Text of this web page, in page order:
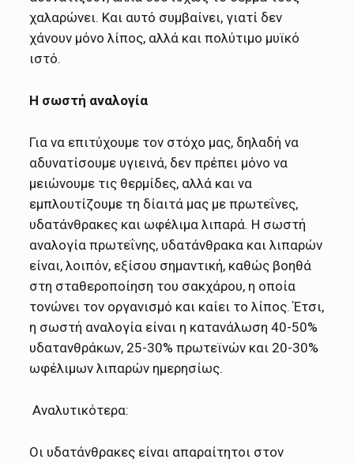
χαλαρώνει. Και αυτό συμβαίνει, γιατί δεν
χάνουν μόνο λίπος, αλλά και πολύτιμο μυϊκό
ιστό.
Η σωστή αναλογία
Για να επιτύχουμε τον στόχο μας, δηλαδή να
αδυνατίσουμε υγιεινά, δεν πρέπει μόνο να
μειώνουμε τις θερμίδες, αλλά και να
εμπλουτίζουμε τη δίαιτά μας με πρωτεΐνες,
υδατάνθρακες και ωφέλιμα λιπαρά. Η σωστή
αναλογία πρωτεΐνης, υδατάνθρακα και λιπαρών
είναι, λοιπόν, εξίσου σημαντική, καθώς βοηθά
στη σταθεροποίηση του σακχάρου, η οποία
τονώνει τον οργανισμό και καίει το λίπος. Έτσι,
η σωστή αναλογία είναι η κατανάλωση 40-50%
υδατανθράκων, 25-30% πρωτεϊνών και 20-30%
ωφέλιμων λιπαρών ημερησίως.
Αναλυτικότερα:
Οι υδατάνθρακες είναι απαραίτητοι στον